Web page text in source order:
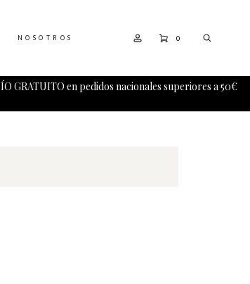
en pedidos nacionales superiores a 50€
NOSOTROS 0